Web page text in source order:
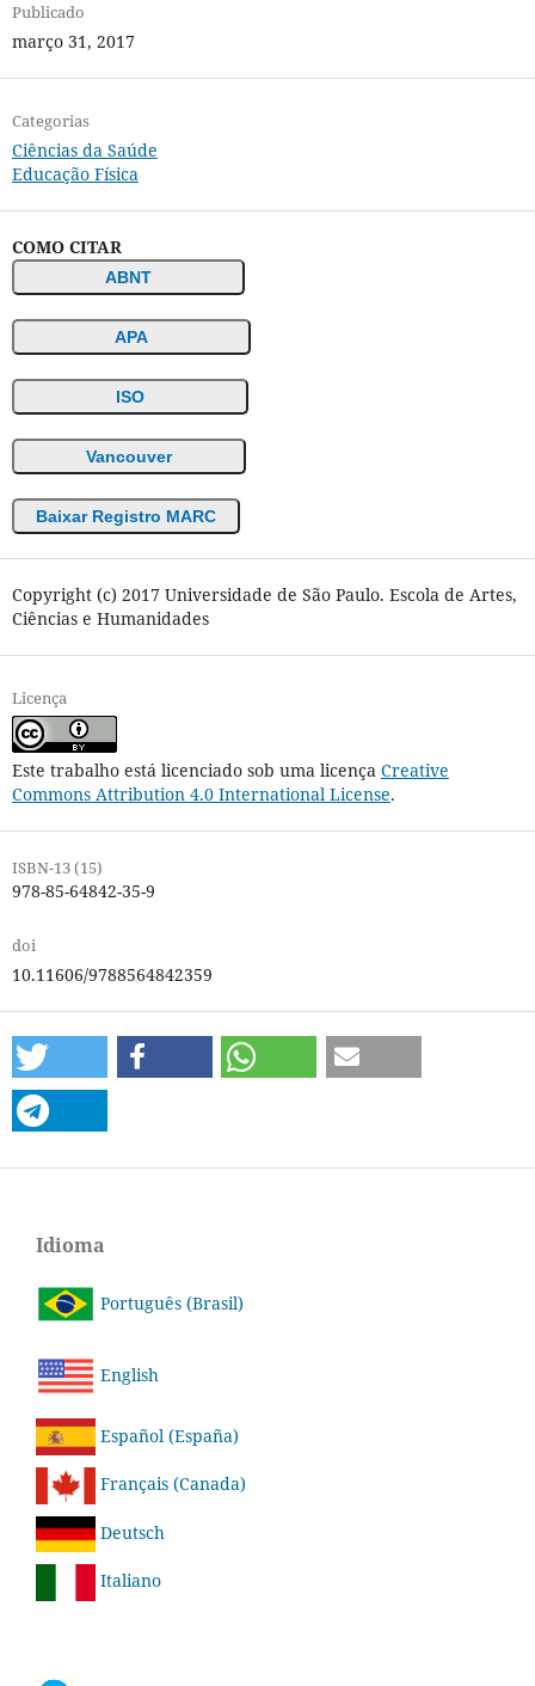
Publicado
março 31, 2017
Categorias
Ciências da Saúde
Educação Física
COMO CITAR
ABNT
APA
ISO
Vancouver
Baixar Registro MARC
Copyright (c) 2017 Universidade de São Paulo. Escola de Artes,
Ciências e Humanidades
Licença
Este trabalho está licenciado sob uma licença Creative
Commons Attribution 4.0 International License.
ISBN-13 (15)
978-85-64842-35-9
doi
10.11606/9788564842359
Idioma
Português (Brasil)
English
Español (España)
Français (Canada)
Deutsch
Italiano